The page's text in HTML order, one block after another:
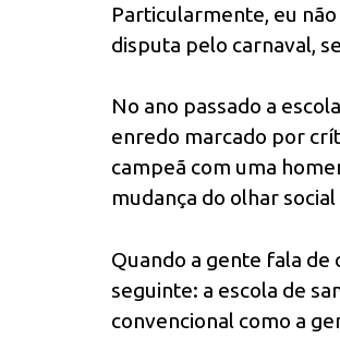
Particularmente, eu
disputa pelo carnaval,
No ano passado a
enredo marcado por
campeã com uma
mudança do olhar
Quando a gente fala
seguinte: a escola de
convencional como a